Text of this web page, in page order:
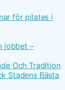
för pilates i
jobbet –
Och Tradition
Stadens Bästa